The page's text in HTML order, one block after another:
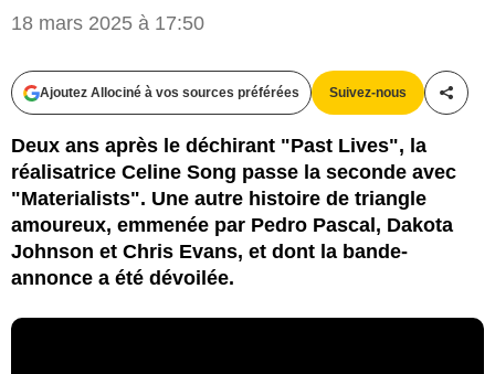
18 mars 2025 à 17:50
Ajoutez Allociné à vos sources préférées Suivez-nous
Deux ans après le déchirant "Past Lives", la
réalisatrice Celine Song passe la seconde avec
"Materialists". Une autre histoire de triangle
amoureux, emmenée par Pedro Pascal, Dakota
Johnson et Chris Evans, et dont la bande-
annonce a été dévoilée.